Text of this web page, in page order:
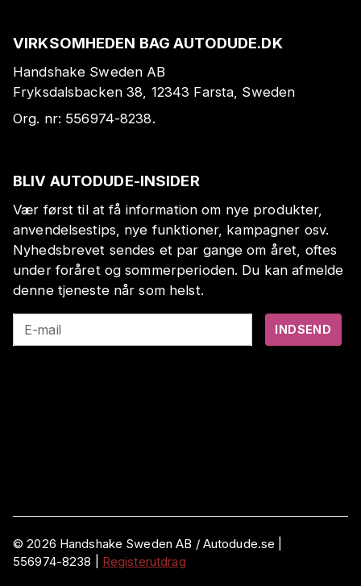
VIRKSOMHEDEN BAG AUTODUDE.DK
Handshake Sweden AB
Fryksdalsbacken 38, 12343 Farsta, Sweden
Org. nr: 556974-8238.
BLIV AUTODUDE-INSIDER
Vær først til at få information om nye produkter,
anvendelsestips, nye funktioner, kampagner osv.
Nyhedsbrevet sendes et par gange om året, oftes
under foråret og sommerperioden. Du kan afmelde
denne tjeneste når som helst.
E-mail INDSEND
©2026 Handshake Sweden AB / Autodude.se |
556974-8238
Registerutdrag